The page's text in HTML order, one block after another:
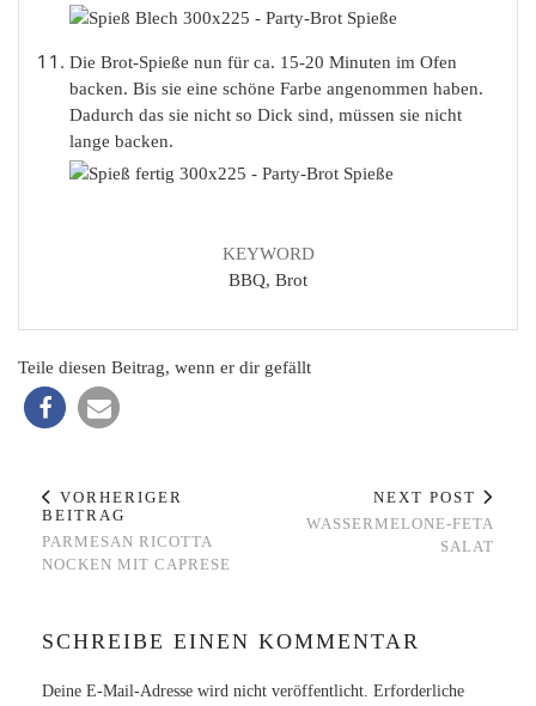
Die Brot-Spieße nun für ca. 15-20 Minuten im Ofen
backen. Bis sie eine schöne Farbe angenommen haben.
Dadurch das sie nicht so Dick sind, müssen sie nicht
lange backen.
KEYWORD
BBQ, Brot
Teile diesen Beitrag, wenn er dir gefällt
VORHERIGER
BEITRAG
PARMESAN RICOTTA
NOCKEN MIT CAPRESE
NEXT POST
WASSERMELONE-FETA
SALAT
SCHREIBE EINEN KOMMENTAR
Deine E-Mail-Adresse wird nicht veröffentlicht. Erforderliche